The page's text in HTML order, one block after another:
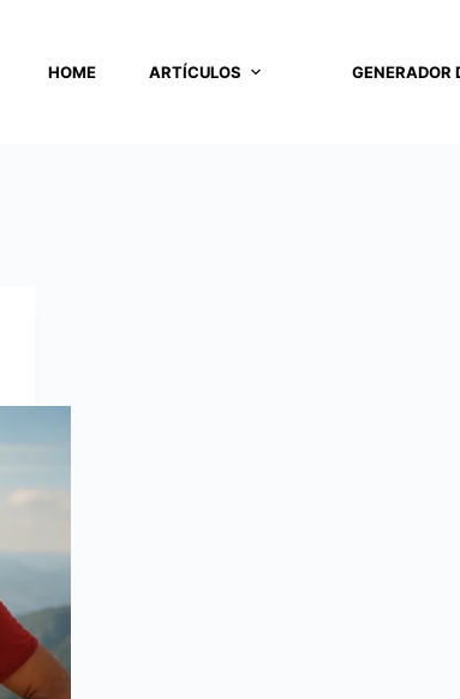
HOME ARTÍCULOS GENERADOR